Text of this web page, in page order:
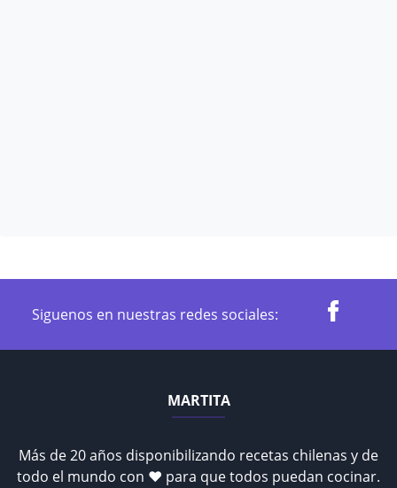
Siguenos en nuestras redes sociales:
MARTITA
Más de 20 años disponibilizando recetas chilenas y de
todo el mundo con ♥ para que todos puedan cocinar.